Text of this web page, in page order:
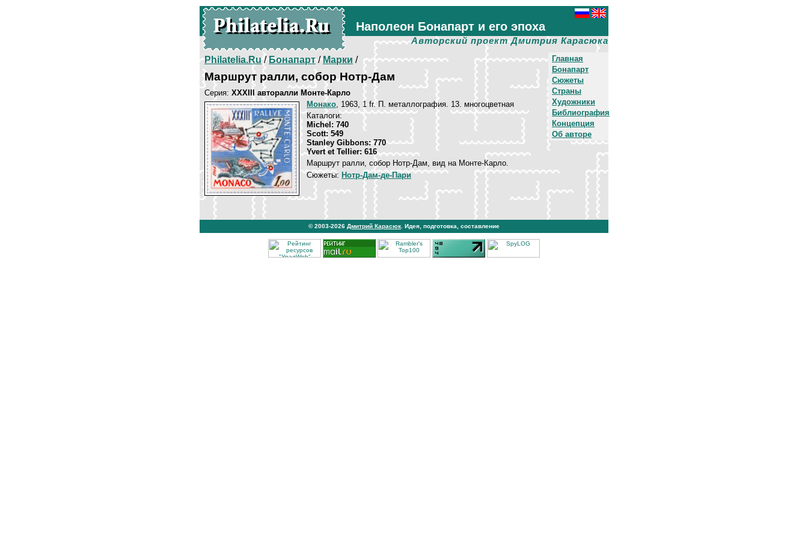
Наполеон Бонапарт и его эпоха
Авторский проект Дмитрия Карасюка
Главная
Бонапарт
Сюжеты
Страны
Художники
Библиография
Концепция
Об авторе
Philatelia.Ru/Бонапарт/Марки /
Маршрут ралли, собор Нотр-Дам
Серия: XXXIII авторалли Монте-Карло
Монако, 1963, 1 fr. П. металлография. 13. многоцветная
Каталоги:
Michel: 740
Scott: 549
Stanley Gibbons: 770
Yvert et Tellier: 616
Маршрут ралли, собор Нотр-Дам, вид на Монте-Карло.
Сюжеты: Нотр-Дам-де-Пари
© 2003-2026 Дмитрий Карасюк . Идея, подготовка, составление